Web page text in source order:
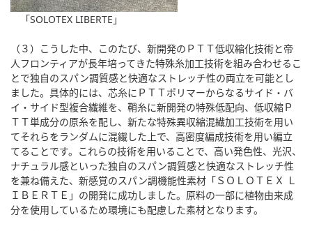
「SOLOTEX LIBERTE」
（３）こうした中、このたび、新開発のＰＴＴ低収縮化技術と帝
人フロンティアが長年培ってきた特殊糸加工技術を組み合わせるこ
とで独自のスパン調質感と快適なストレッチ性の両立を可能とし
ました。具体的には、芯糸にＰＴＴポリマーからなるサイド・バ
イ・サイド型複合繊維を、鞘糸に新開発の特殊低配向、低収縮Ｐ
ＴＴ単成分の原糸を配し、新たな特殊異収縮混繊加工技術を用い
てそれらをランダムに混繊した上で、高密度編成技術を用い編立
てることです。これらの技術を用いることで、高い発色性、光沢、
ナチュラル感といった独自のスパン調質感と快適なストレッチ性
を兼ね備えた、新感覚のスパン調機能性素材「ＳＯＬＯＴＥＸ Ｌ
ＩＢＥＲＴＥ」の開発に成功しました。原料の一部に植物由来成
分を使用しているため環境にも配慮した素材となります。